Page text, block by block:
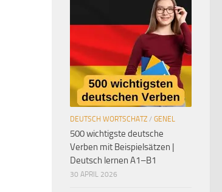
DEUTSCH WORTSCHATZ / GENEL
500 wichtigste deutsche
Verben mit Beispielsätzen |
Deutsch lernen A1–B1
30 APRIL 2026